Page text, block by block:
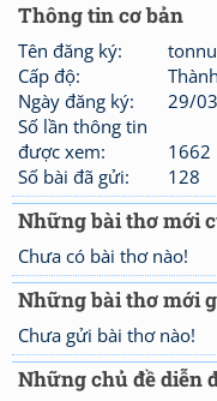
Thông tin cơ bản
Tên đăng ký:
Cấp độ:
Ngày đăng ký:
29/
Số lần thông tin
được xem:
1662
Số bài đã gửi:
128
Những bài thơ mới
Chưa có bài thơ nào!
Những bài thơ mới
Chưa gửi bài thơ nào!
Những chủ đề diễn